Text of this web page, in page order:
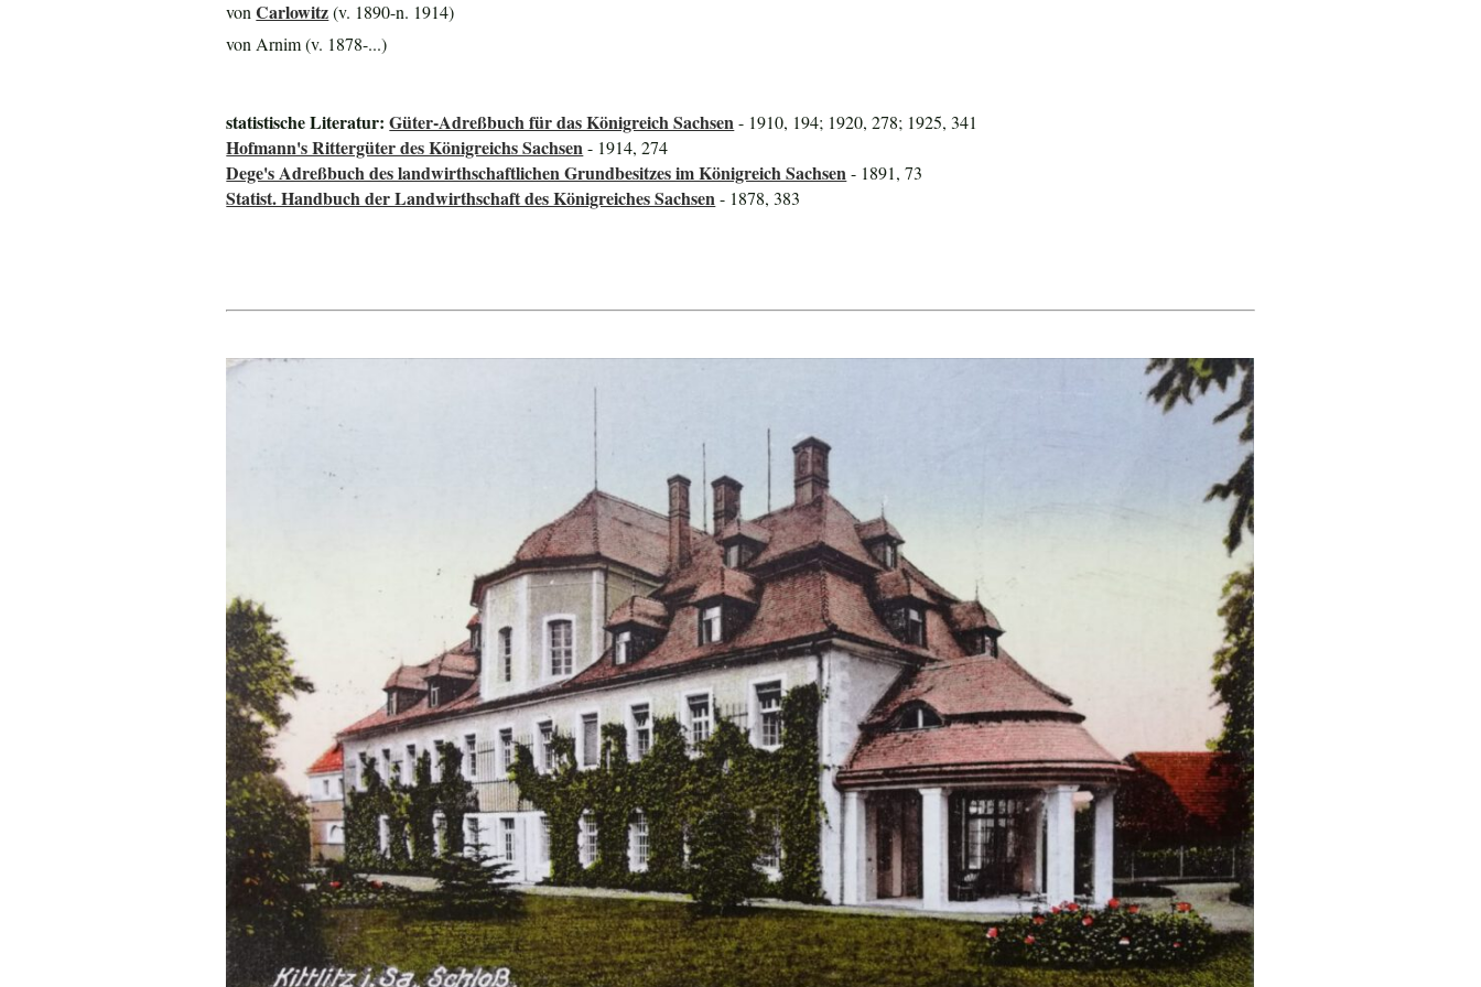
vonCarlowitz(v. 1890-n. 1914)
von Arnim (v. 1878-...)
statistische Literatur:Güter-Adreßbuch für das Königreich Sachsen - 1910, 194; 1920, 278; 1925, 341
Hofmann's Rittergüter des Königreichs Sachsen - 1914, 274
Dege's Adreßbuch des landwirthschaftlichen Grundbesitzes im Königreich Sachsen - 1891, 73
Statist. Handbuch der Landwirthschaft des Königreiches Sachsen - 1878, 383